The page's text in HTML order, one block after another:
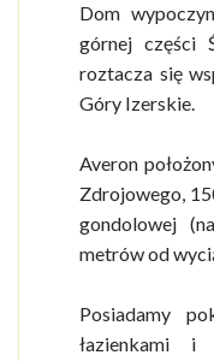
Dom
górnej części
roztacza się
Góry Izerskie.
Averon
Zdrojowego,
gondolowej
metrów od
Posiadamy
łazienkami i